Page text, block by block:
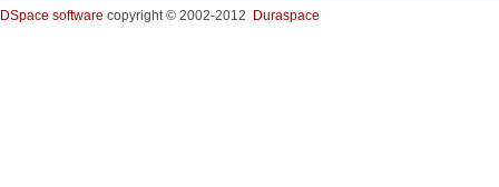
DSpace software copyright © 2002-2012 Duraspace